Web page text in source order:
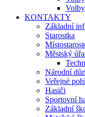
KONTAKTY
Základní
Starostka
Městský
Národní
Veřejné
Hasiči
Sportovní
Základní